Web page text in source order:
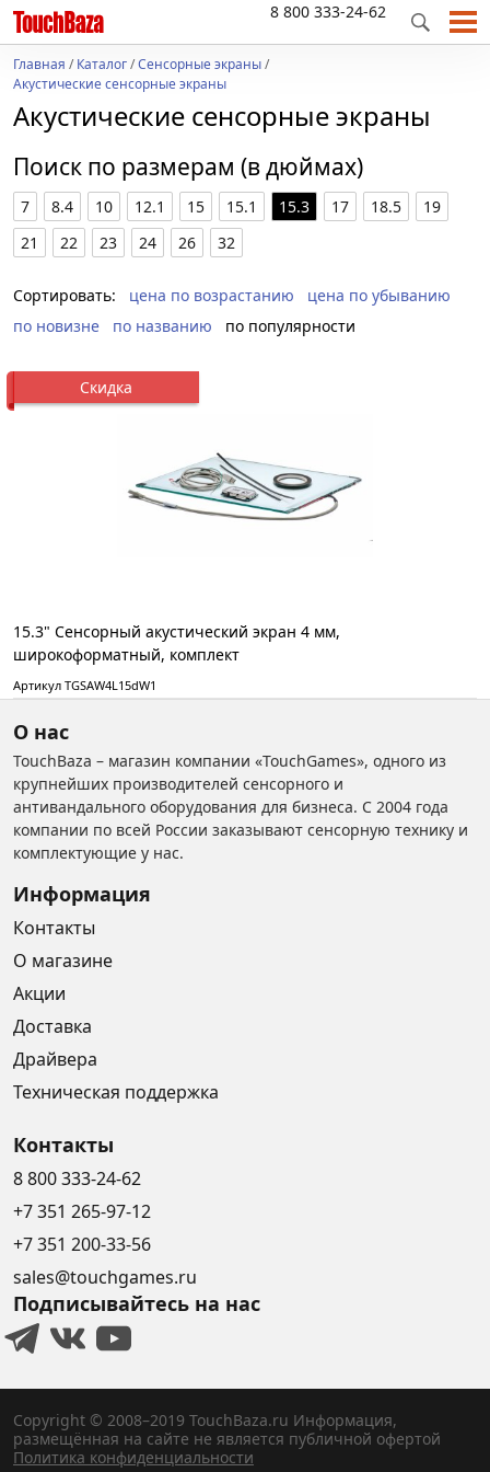
8 800 333-24-62
Главная /Каталог/Сенсорные экраны/
Акустические сенсорные экраны
Акустические сенсорные экраны
Поиск по размерам (в дюймах)
7 8.4 10 12.1 15 15.1 15.3 17 18.5
19
21
22 23 24 26 32
Сортировать: цена по возрастанию
цена по убыванию
по новизне
по названию по популярности
Скидка
15.3" Сенсорный акустический экран 4 мм,
широкоформатный, комплект
Артикул TGSAW4L15dW1
О нас
TouchBaza – магазин компании «TouchGames», одного из
крупнейших производителей сенсорного и
антивандального оборудования для бизнеса. С 2004 года
компании по всей России заказывают сенсорную технику и
комплектующие у нас.
Информация
Контакты
О магазине
Акции
Доставка
Драйвера
Техническая поддержка
Контакты
8 800 333-24-62
+7 351 265-97-12
+7 351 200-33-56
sales@touchgames.ru
Подписывайтесь на нас
Copyright © 2008–2019 TouchBaza.ru Информация,
размещённая на сайте не является публичной офертой
Политика конфиденциальности